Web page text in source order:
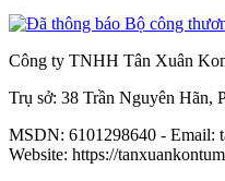
Công ty TNHH Tân Xuân
Trụ sở: 38 Trần Nguyên Hãn,
MSDN: 6101298640 - Email:
Website: https://